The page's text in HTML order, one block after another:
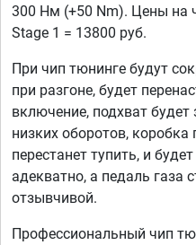
300 Нм (+50 Nm). Цены на
Stage 1 = 13800 руб.
При чип тюнинге будут
при разгоне, будет
включение, подхват
низких оборотов,
перестанет тупить, и
адекватно, а педаль газа
отзывчивой.
Профессиональный чип